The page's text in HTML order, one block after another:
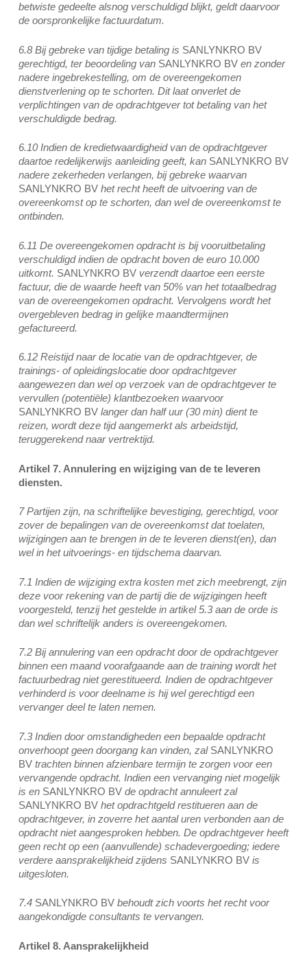
betwiste gedeelte alsnog verschuldigd blijkt, geldt daarvoor
de oorspronkelijke factuurdatum.
6.8 Bij gebreke van tijdige betaling is SANLYNKRO BV
gerechtigd, ter beoordeling van SANLYNKRO BVen zonder
nadere ingebrekestelling, om de overeengekomen
dienstverlening op te schorten. Dit laat onverlet de
verplichtingen van de opdrachtgever tot betaling van het
verschuldigde bedrag.
6.10 Indien de kredietwaardigheid van de opdrachtgever
daartoe redelijkerwijs aanleiding geeft, kan SANLYNKRO BV
nadere zekerheden verlangen, bij gebreke waarvan
SANLYNKRO BVhet recht heeft de uitvoering van de
overeenkomst op te schorten, dan wel de overeenkomst te
ontbinden.
6.11 De overeengekomen opdracht is bij vooruitbetaling
verschuldigd indien de opdracht boven de euro 10.000
uitkomt. SANLYNKRO BVverzendt daartoe een eerste
factuur, die de waarde heeft van 50% van het totaalbedrag
van de overeengekomen opdracht. Vervolgens wordt het
overgebleven bedrag in gelijke maandtermijnen
gefactureerd.
6.12 Reistijd naar de locatie van de opdrachtgever, de
trainings- of opleidingslocatie door opdrachtgever
aangewezen dan wel op verzoek van de opdrachtgever te
vervullen (potentiële) klantbezoeken waarvoor
SANLYNKRO BVlanger dan half uur (30 min) dient te
reizen, wordt deze tijd aangemerkt als arbeidstijd,
teruggerekend naar vertrektijd.
Artikel 7. Annulering en wijziging van de te leveren
diensten.
7 Partijen zijn, na schriftelijke bevestiging, gerechtigd, voor
zover de bepalingen van de overeenkomst dat toelaten,
wijzigingen aan te brengen in de te leveren dienst(en), dan
wel in het uitvoerings- en tijdschema daarvan.
7.1 Indien de wijziging extra kosten met zich meebrengt, zijn
deze voor rekening van de partij die de wijzigingen heeft
voorgesteld, tenzij het gestelde in artikel 5.3 aan de orde is
dan wel schriftelijk anders is overeengekomen.
7.2 Bij annulering van een opdracht door de opdrachtgever
binnen een maand voorafgaande aan de training wordt het
factuurbedrag niet gerestitueerd. Indien de opdrachtgever
verhinderd is voor deelname is hij wel gerechtigd een
vervanger deel te laten nemen.
7.3 Indien door omstandigheden een bepaalde opdracht
onverhoopt geen doorgang kan vinden, zal SANLYNKRO
BV trachten binnen afzienbare termijn te zorgen voor een
vervangende opdracht. Indien een vervanging niet mogelijk
is en SANLYNKRO BVde opdracht annuleert zal
SANLYNKRO BVhet opdrachtgeld restitueren aan de
opdrachtgever, in zoverre het aantal uren verbonden aan de
opdracht niet aangesproken hebben. De opdrachtgever heeft
geen recht op een (aanvullende) schadevergoeding; iedere
verdere aansprakelijkheid zijdens SANLYNKRO BVis
uitgesloten.
7.4 SANLYNKRO BVbehoudt zich voorts het recht voor
aangekondigde consultants te vervangen.
Artikel 8. Aansprakelijkheid